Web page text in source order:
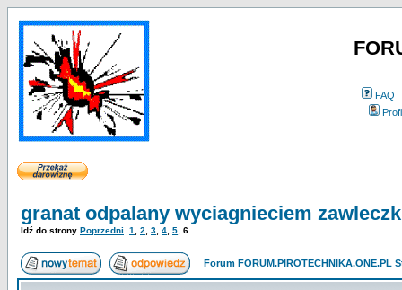
FAQ
granat odpalany wyciagnieciem
Idź do strony Poprzedni 1 2 3 4 5 6
Forum FORUM.PIROTECHNIKA.ONE.PL